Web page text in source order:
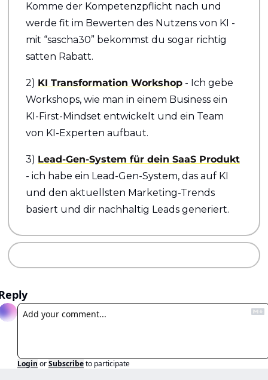
Komme der Kompetenzpflicht nach und
werde fit im Bewerten des Nutzens von KI -
mit “sascha30” bekommst du sogar richtig
satten Rabatt.
2) KI Transformation Workshop - Ich gebe
Workshops, wie man in einem Business ein
KI-First-Mindset entwickelt und ein Team
von KI-Experten aufbaut.
3) Lead-Gen-System für dein SaaS Produkt
- ich habe ein Lead-Gen-System, das auf KI
und den aktuellsten Marketing-Trends
basiert und dir nachhaltig Leads generiert.
Login orSubscribeto participate